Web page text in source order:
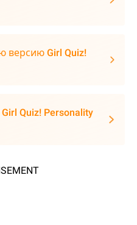
версию Girl Quiz!
Quiz! Personality